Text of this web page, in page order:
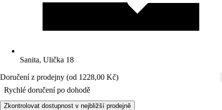
Sanita, Ulička 18
Doručení z prodejny (od 1228,00 Kč)
Rychlé doručení po dohodě
Zkontrolovat dostupnost v nejbližší prodejně